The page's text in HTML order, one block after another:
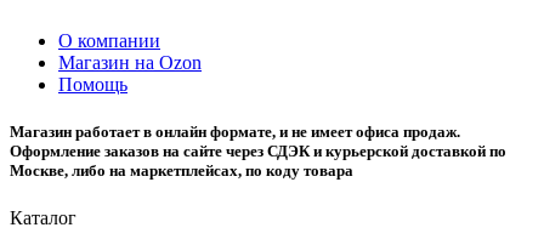
О компании
Магазин на Ozon
Помощь
Магазин работает в онлайн формате, и не имеет офиса продаж.
Оформление заказов на сайте через СДЭК и курьерской доставкой по
Москве, либо на маркетплейсах, по коду товара
Каталог